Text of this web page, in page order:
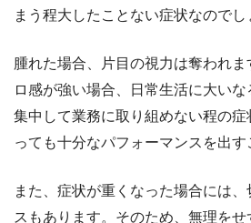
まう程大したことない症状なのでし
腫れた場合、片目の視力は奪われ
ロ感が強い場合、日常生活に大いな
集中して業務に取り組めない程の
っても十分なパフォーマンスを出す
また、症状が重くなった場合には
スもあります。そのため、無理をせ